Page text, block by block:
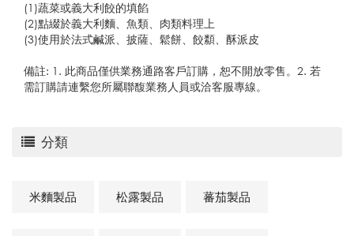
分類
米麵製品 松露製品 蕃茄製品
(1)蔬菜或義大利餃的填餡
(2)點綴於義大利麵、魚類、肉類料理上
(3)使用於法式鹹派、披薩、鬆餅、餃纇、酥派皮
備註: 1. 此商品僅供業務通路客戶訂購，恕不開放零售。2. 若
需訂購請連繫您所屬聯馥業務人員或洽客服專線。